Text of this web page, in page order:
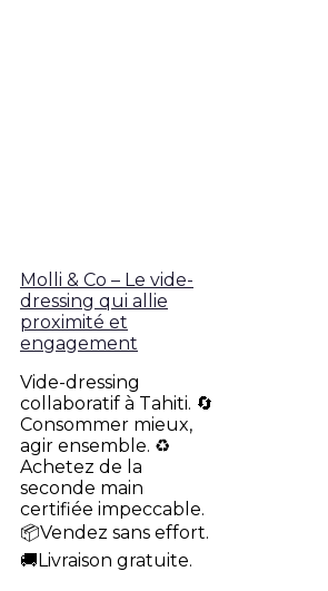
Molli & Co – Le vide-
dressing qui allie
proximité et
engagement
Vide-dressing
collaboratif à Tahiti. 🔄
Consommer mieux,
agir ensemble. ♻️
Achetez de la
seconde main
certifiée impeccable.
📦Vendez sans effort.
🚚Livraison gratuite.